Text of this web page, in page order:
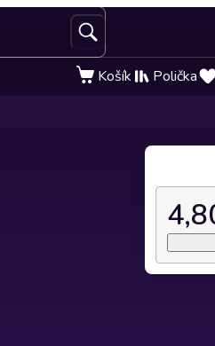
Košík Polička